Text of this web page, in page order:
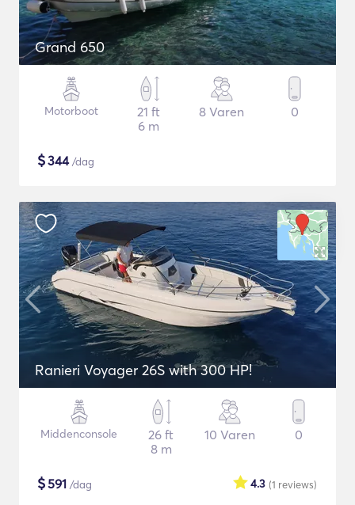
Grand 650
Motorboot
21 ft
6 m
8 Varen 0
$344/dag
Ranieri Voyager 26S with 300 HP!
Middenconsole
26 ft
8 m
10 Varen 0
$591 /dag (1 reviews)
4.3